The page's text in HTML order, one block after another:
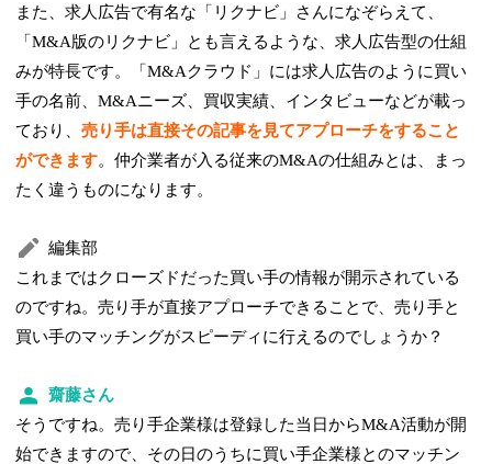
また、求人広告で有名な「リクナビ」さんになぞらえて、
「M&A版のリクナビ」とも言えるような、求人広告型の仕組
みが特長です。「M&Aクラウド」には求人広告のように買い
手の名前、M&Aニーズ、買収実績、インタビューなどが載っ
ており、売り手は直接その記事を見てアプローチをすること
ができます。仲介業者が入る従来のM&Aの仕組みとは、まっ
たく違うものになります。
編集部
これまではクローズドだった買い手の情報が開示されている
のですね。売り手が直接アプローチできることで、売り手と
買い手のマッチングがスピーディに行えるのでしょうか？
齋藤さん
そうですね。売り手企業様は登録した当日からM&A活動が開
始できますので、その日のうちに買い手企業様とのマッチン